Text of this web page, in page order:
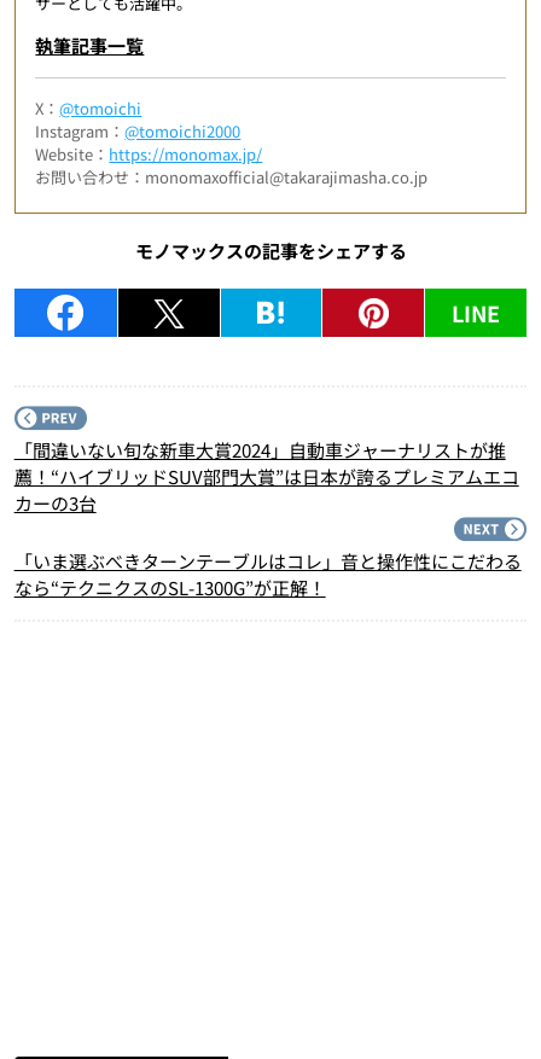
執筆記事一覧
X：@tomoichi
Instagram：@tomoichi2000
Website： https://monomax.jp/
お問い合わせ：monomaxofficial@takarajimasha.co.jp
モノマックスの記事をシェアする
LINE
「間違いない旬な新車大賞2024」自動車ジャーナリストが推
薦！“ハイブリッドSUV部門大賞”は日本が誇るプレミアムエコ
カーの3台
「いま選ぶべきターンテーブルはコレ」音と操作性にこだわる
なら“テクニクスのSL-1300G”が正解！